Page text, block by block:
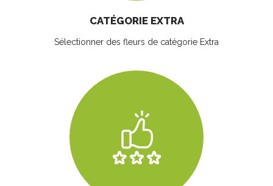
CATÉGORIE EXTRA
Sélectionner des fleurs de catégorie Extra